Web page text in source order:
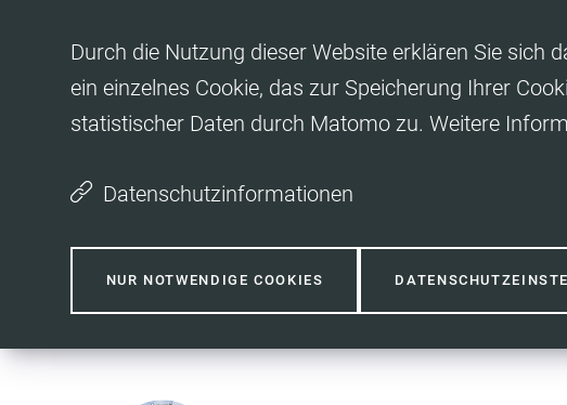
Durch die Nutzung dieser Website erklären Sie sich
ein einzelnes Cookie, das zur Speicherung Ihrer
statistischer Daten durch Matomo zu. Weitere
Datenschutzinformationen
NUR NOTWENDIGE COOKIES